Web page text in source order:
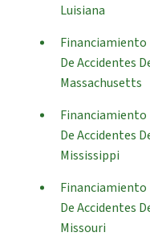
Luisiana
Financiamiento
De Accidentes
Massachusetts
Financiamiento
De Accidentes
Mississippi
Financiamiento
De Accidentes
Missouri